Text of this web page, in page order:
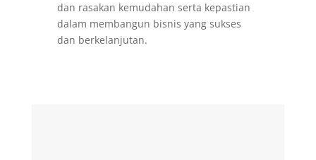
dan rasakan kemudahan serta kepastian
dalam membangun bisnis yang sukses
dan berkelanjutan.